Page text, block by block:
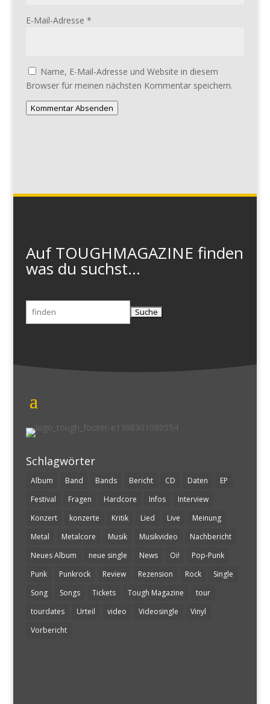
E-Mail-Adresse *
Name, E-Mail-Adresse und Website in diesem
Browser für meinen nächsten Kommentar speichern.
Kommentar Absenden
Auf TOUGHMAGAZINE finden
was du suchst...
Suchen
Schlagwörter
Album Band Bands Bericht CD Daten
EP
Festival
Fragen Hardcore Infos
Interview
Konzert
konzerte Kritik Lied Live
Meinung
Metal
Metalcore Musik Musikvideo
Nachbericht
Neues Album
neue single News Oi!
Pop-Punk
Punk
Punkrock Review Rezension Rock
Single
Song
Songs Tickets Tough Magazine
tour
tourdates
Urteil video Videosingle
Vinyl
Vorbericht